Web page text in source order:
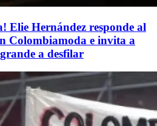
Elie Hernández responde al
Colombiamoda e invita a
a desfilar